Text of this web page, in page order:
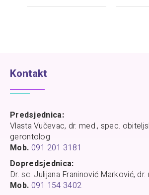
Kontakt
Predsjednica:
Vlasta Vučevac, dr. med., spec.
gerontolog
Mob. 091 201 3181
Dopredsjednica:
Dr. sc. Julijana Franinović Marković,
Mob. 091 154 3402